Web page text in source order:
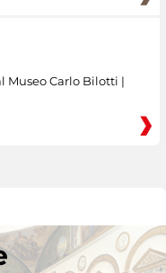
Museo Carlo Bilotti |